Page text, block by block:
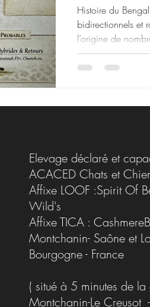
Histoire du
bidirectionnels et
l’origine de
Elevage déclaré et
ACACED Chats et
Affixe LOOF :Spirit Of
Wild's
Affixe TICA :
Montchanin- Saône et
Bourgogne - France
( situé à 5 minutes de la
Montchanin-Le Creusot